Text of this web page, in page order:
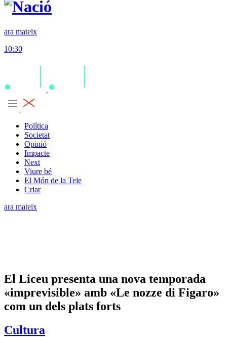
ara mateix
10:30
Política
Societat
Opinió
Impacte
Next
Viure bé
El Món de la Tele
Criar
ara mateix
El Liceu presenta una nova temporada
«imprevisible» amb «Le nozze di Figaro»
com un dels plats forts
Cultura